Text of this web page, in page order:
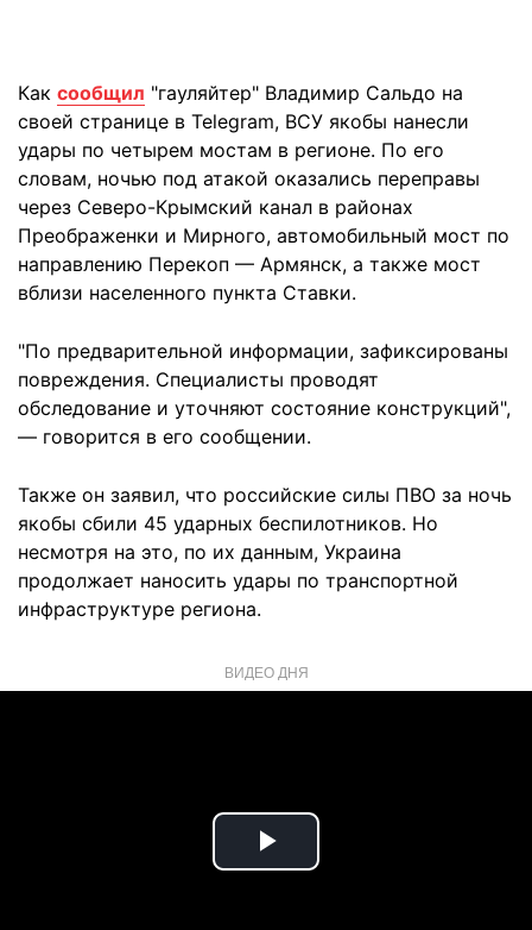
Как сообщил "гауляйтер" Владимир Сальдо на
своей странице в Telegram, ВСУ якобы нанесли
удары по четырем мостам в регионе. По его
словам, ночью под атакой оказались переправы
через Северо-Крымский канал в районах
Преображенки и Мирного, автомобильный мост по
направлению Перекоп — Армянск, а также мост
вблизи населенного пункта Ставки.
"По предварительной информации, зафиксированы
повреждения. Специалисты проводят
обследование и уточняют состояние конструкций",
— говорится в его сообщении.
Также он заявил, что российские силы ПВО за ночь
якобы сбили 45 ударных беспилотников. Но
несмотря на это, по их данным, Украина
продолжает наносить удары по транспортной
инфраструктуре региона.
ВИДЕО ДНЯ
Play